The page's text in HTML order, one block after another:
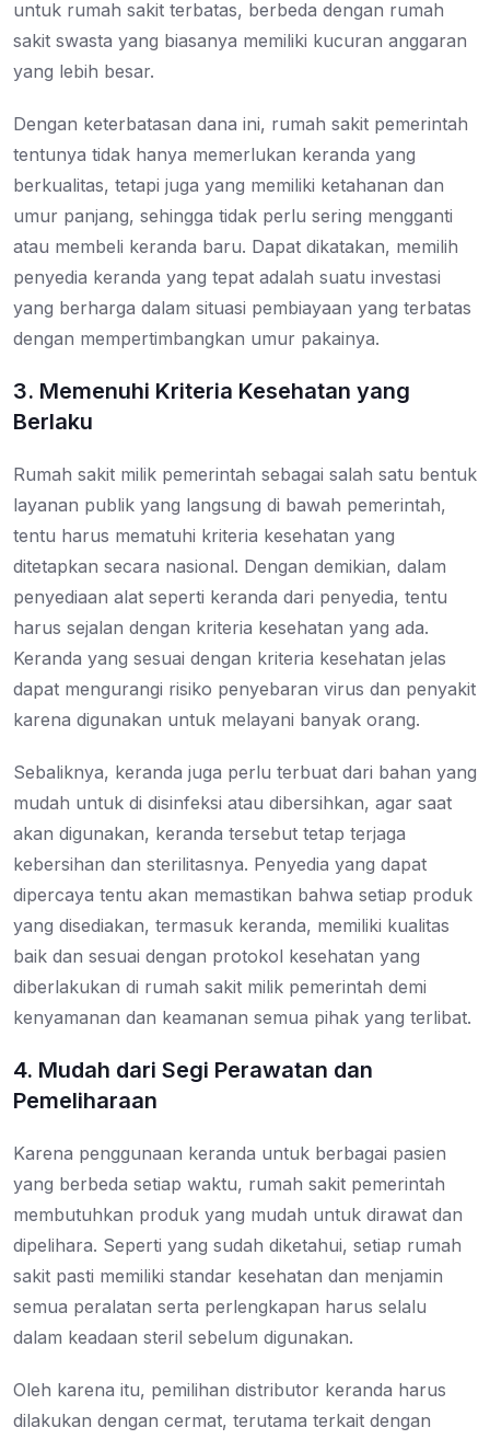
untuk rumah sakit terbatas, berbeda dengan rumah
sakit swasta yang biasanya memiliki kucuran anggaran
yang lebih besar.
Dengan keterbatasan dana ini, rumah sakit pemerintah
tentunya tidak hanya memerlukan keranda yang
berkualitas, tetapi juga yang memiliki ketahanan dan
umur panjang, sehingga tidak perlu sering mengganti
atau membeli keranda baru. Dapat dikatakan, memilih
penyedia keranda yang tepat adalah suatu investasi
yang berharga dalam situasi pembiayaan yang terbatas
dengan mempertimbangkan umur pakainya.
3. Memenuhi Kriteria Kesehatan yang
Berlaku
Rumah sakit milik pemerintah sebagai salah satu bentuk
layanan publik yang langsung di bawah pemerintah,
tentu harus mematuhi kriteria kesehatan yang
ditetapkan secara nasional. Dengan demikian, dalam
penyediaan alat seperti keranda dari penyedia, tentu
harus sejalan dengan kriteria kesehatan yang ada.
Keranda yang sesuai dengan kriteria kesehatan jelas
dapat mengurangi risiko penyebaran virus dan penyakit
karena digunakan untuk melayani banyak orang.
Sebaliknya, keranda juga perlu terbuat dari bahan yang
mudah untuk di disinfeksi atau dibersihkan, agar saat
akan digunakan, keranda tersebut tetap terjaga
kebersihan dan sterilitasnya. Penyedia yang dapat
dipercaya tentu akan memastikan bahwa setiap produk
yang disediakan, termasuk keranda, memiliki kualitas
baik dan sesuai dengan protokol kesehatan yang
diberlakukan di rumah sakit milik pemerintah demi
kenyamanan dan keamanan semua pihak yang terlibat.
4. Mudah dari Segi Perawatan dan
Pemeliharaan
Karena penggunaan keranda untuk berbagai pasien
yang berbeda setiap waktu, rumah sakit pemerintah
membutuhkan produk yang mudah untuk dirawat dan
dipelihara. Seperti yang sudah diketahui, setiap rumah
sakit pasti memiliki standar kesehatan dan menjamin
semua peralatan serta perlengkapan harus selalu
dalam keadaan steril sebelum digunakan.
Oleh karena itu, pemilihan distributor keranda harus
dilakukan dengan cermat, terutama terkait dengan